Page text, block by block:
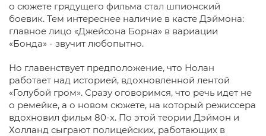
о сюжете грядущего фильма стал шпионский
боевик. Тем интереснее наличие в касте Дэймона:
главное лицо «Джейсона Борна» в вариации
«Бонда» - звучит любопытно.
Но главенствует предположение, что Нолан
работает над историей, вдохновленной лентой
«Голубой гром». Сразу оговоримся, что речь идет не
о ремейке, а о новом сюжете, на который режиссера
вдохновил фильм 80-х. По этой теории Дэймон и
Холланд сыграют полицейских, работающих в